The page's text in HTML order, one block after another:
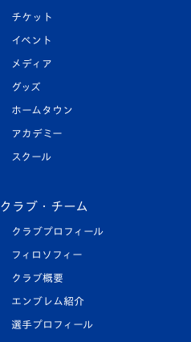
チケット
イベント
メディア
グッズ
ホームタウン
アカデミー
スクール
クラブ・チーム
クラブプロフィール
フィロソフィー
クラブ概要
エンブレム紹介
選手プロフィール